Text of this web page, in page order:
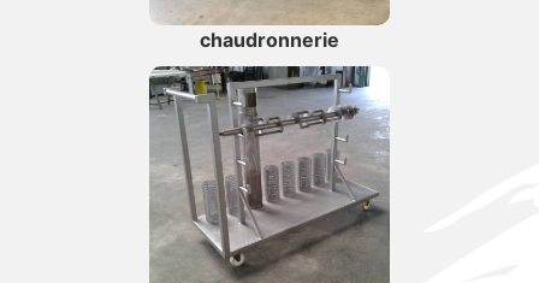
chaudronnerie